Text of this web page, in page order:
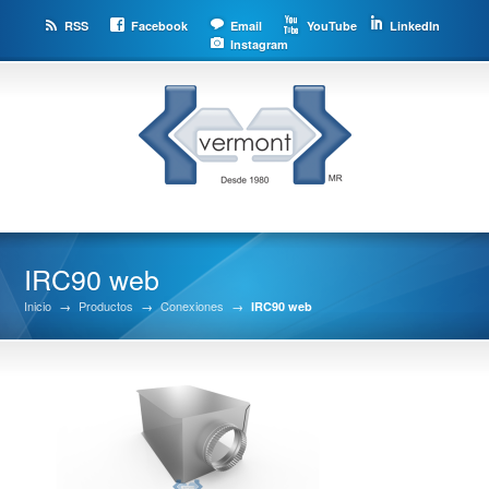
RSS Facebook Email YouTube
LinkedIn
Instagram
IRC90 web
Inicio → Productos → Conexiones → IRC90 web